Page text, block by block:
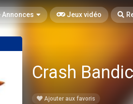
Annonces Jeux vidéo
Crash
Ajouter aux favoris